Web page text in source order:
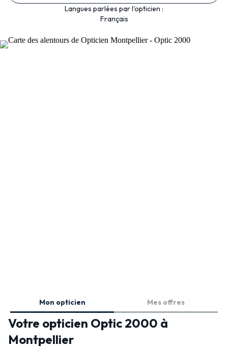
Langues parlées par l'opticien :
Français
Mon opticien Mes offres
Votre opticien Optic 2000 à
Montpellier